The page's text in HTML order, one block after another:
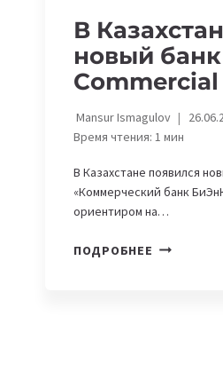
В
новый
Mansur Ismagulov
Время чтения: 1 мин
В Казахстане появился
«Коммерческий банк
ориентиром на…
ПОДРОБНЕЕ В